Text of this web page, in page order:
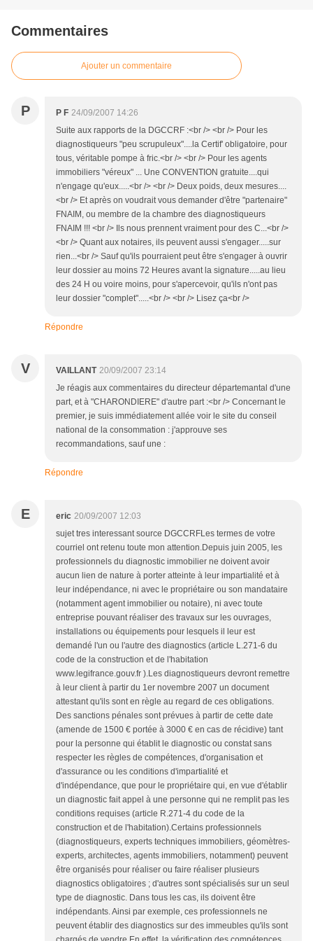
Commentaires
Ajouter un commentaire
P P F 24/09/2007 14:26
Suite aux rapports de la DGCCRF :<br /> <br /> Pour les
diagnostiqueurs "peu scrupuleux"....la Certif' obligatoire, pour
tous, véritable pompe à fric.<br /> <br /> Pour les agents
immobiliers "véreux" ... Une CONVENTION gratuite....qui
n'engage qu'eux.....<br /> <br /> Deux poids, deux mesures....
<br /> Et après on voudrait vous demander d'être "partenaire"
FNAIM, ou membre de la chambre des diagnostiqueurs
FNAIM !!! <br /> Ils nous prennent vraiment pour des C...<br />
<br /> Quant aux notaires, ils peuvent aussi s'engager.....sur
rien...<br /> Sauf qu'ils pourraient peut être s'engager à ouvrir
leur dossier au moins 72 Heures avant la signature.....au lieu
des 24 H ou voire moins, pour s'apercevoir, qu'ils n'ont pas
leur dossier "complet".....<br /> <br /> Lisez ça<br />
Répondre
V VAILLANT 20/09/2007 23:14
Je réagis aux commentaires du directeur départemantal d'une
part, et à "CHARONDIERE" d'autre part :<br /> Concernant le
premier, je suis immédiatement allée voir le site du conseil
national de la consommation : j'approuve ses
recommandations, sauf une :
Répondre
E eric 20/09/2007 12:03
sujet tres interessant source DGCCRFLes termes de votre
courriel ont retenu toute mon attention.Depuis juin 2005, les
professionnels du diagnostic immobilier ne doivent avoir
aucun lien de nature à porter atteinte à leur impartialité et à
leur indépendance, ni avec le propriétaire ou son mandataire
(notamment agent immobilier ou notaire), ni avec toute
entreprise pouvant réaliser des travaux sur les ouvrages,
installations ou équipements pour lesquels il leur est
demandé l'un ou l'autre des diagnostics (article L.271-6 du
code de la construction et de l'habitation
www.legifrance.gouv.fr ).Les diagnostiqueurs devront remettre
à leur client à partir du 1er novembre 2007 un document
attestant qu'ils sont en règle au regard de ces obligations.
Des sanctions pénales sont prévues à partir de cette date
(amende de 1500 € portée à 3000 € en cas de récidive) tant
pour la personne qui établit le diagnostic ou constat sans
respecter les règles de compétences, d'organisation et
d'assurance ou les conditions d'impartialité et
d'indépendance, que pour le propriétaire qui, en vue d'établir
un diagnostic fait appel à une personne qui ne remplit pas les
conditions requises (article R.271-4 du code de la
construction et de l'habitation).Certains professionnels
(diagnostiqueurs, experts techniques immobiliers, géomètres-
experts, architectes, agents immobiliers, notamment) peuvent
être organisés pour réaliser ou faire réaliser plusieurs
diagnostics obligatoires ; d'autres sont spécialisés sur un seul
type de diagnostic. Dans tous les cas, ils doivent être
indépendants. Ainsi par exemple, ces professionnels ne
peuvent établir des diagnostics sur des immeubles qu'ils sont